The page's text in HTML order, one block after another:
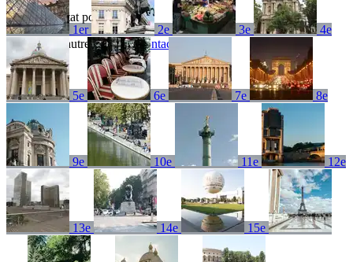
1er 2e 3e 4e
5e 6e 7e 8e
9e 10e 11e 12e
13e 14e 15e
Aucun résultat pour
Essayez un autre terme oucontactez-nous